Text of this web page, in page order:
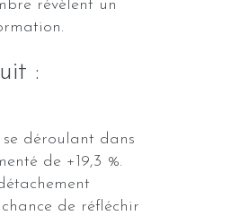
révèlent un
:
se déroulant dans
de +19,3 %.
de réfléchir